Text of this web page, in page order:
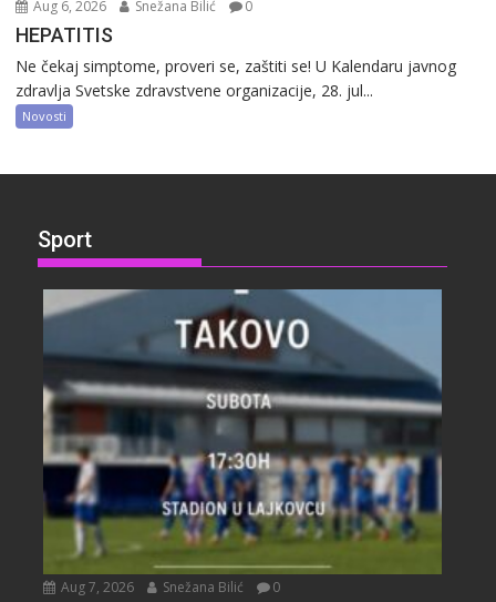
Aug 6, 2026 Snežana Bilić 0
HEPATITIS
Ne čekaj simptome, proveri se, zaštiti se! U Kalendaru javnog
zdravlja Svetske zdravstvene organizacije, 28. jul...
Novosti
Sport
Aug 7, 2026 Snežana Bilić 0